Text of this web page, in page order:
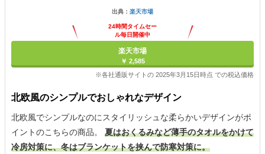
出典： 楽天市場
24時間タイムセー
ル毎日開催中
楽天市場
￥ 2,585
※各社通販サイトの 2025年3月15日時点 での税込価格
北欧風のシンプルでおしゃれなデザイン
北欧風でシンプルなのにスタイリッシュな柔らかいデザインがポ
イントのこちらの商品。 夏はおくるみなど薄手のタオルをかけて
冷房対策に、冬はブランケットを挟んで防寒対策に。